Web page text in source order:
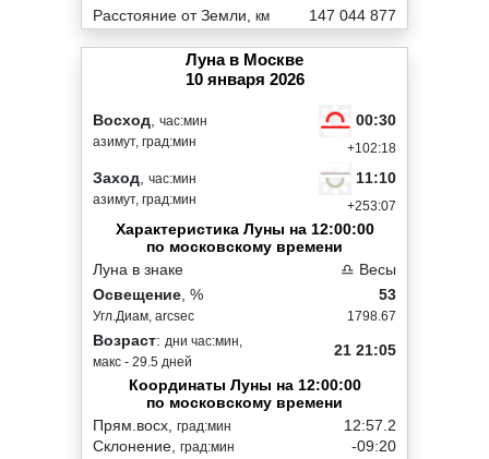
Расстояние от Земли, км 147 044 877
Луна в Москве
10 января 2026
Восход час:мин
азимут, град:мин
00:30
+102:18
Заход час:мин
азимут, град:мин
11:10
+253:07
Характеристика Луны на 12:00:00
по московскому времени
Луна в знаке
♎ Весы
Освещение , %
Угл.Диам, arcsec
53
1798.67
Возраст: дни час:мин,
макс - 29.5 дней
21 21:05
Координаты Луны на 12:00:00
по московскому времени
Прям.восх, град:мин
Склонение, град:мин
12:57.2
-09:20